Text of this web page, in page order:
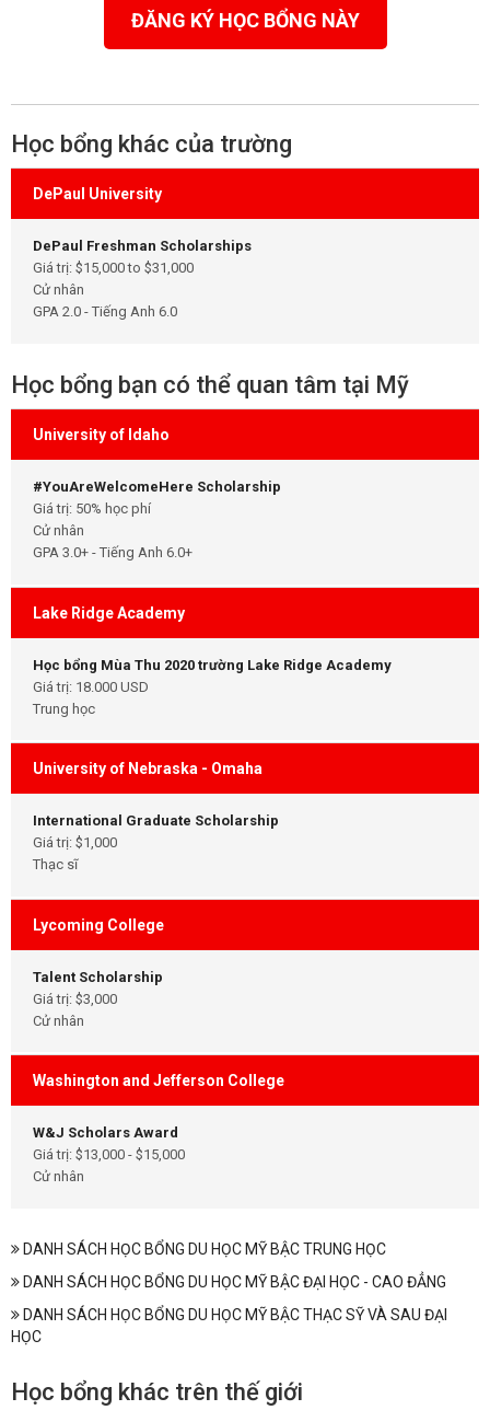
ĐĂNG KÝ HỌC BỔNG NÀY
Học bổng khác của trường
DePaul University
DePaul Freshman Scholarships
Giá trị: $15,000 to $31,000
Cử nhân
GPA 2.0 - Tiếng Anh 6.0
Học bổng bạn có thể quan tâm tại Mỹ
University of Idaho
#YouAreWelcomeHere Scholarship
Giá trị: 50% học phí
Cử nhân
GPA 3.0+ - Tiếng Anh 6.0+
Lake Ridge Academy
Học bổng Mùa Thu 2020 trường Lake Ridge Academy
Giá trị: 18.000 USD
Trung học
University of Nebraska - Omaha
International Graduate Scholarship
Giá trị: $1,000
Thạc sĩ
Lycoming College
Talent Scholarship
Giá trị: $3,000
Cử nhân
Washington and Jefferson College
W&J Scholars Award
Giá trị: $13,000 - $15,000
Cử nhân
DANH SÁCH HỌC BỔNG DU HỌC MỸ BẬC TRUNG HỌC
DANH SÁCH HỌC BỔNG DU HỌC MỸ BẬC ĐẠI HỌC - CAO ĐẲNG
DANH SÁCH HỌC BỔNG DU HỌC MỸ BẬC THẠC SỸ VÀ SAU ĐẠI
HỌC
Học bổng khác trên thế giới